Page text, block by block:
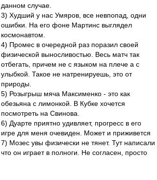
данном случае.
3) Худший у нас Умяров, все невпопад, одни
ошибки. На его фоне Мартинс выглядел
космонавтом.
4) Промес в очередной раз поразил своей
физической выносливостью. Весь матч так
отбегать, причем не с языком на плече а с
улыбкой. Такое не натренируешь, это от
природы.
5) Розыгрыш мяча Максименко - это как
обезьяна с лимонкой. В Кубке хочется
посмотреть на Свинова.
6) Дуарте приятно удивляет, прогресс в его
игре для меня очевиден. Может и приживется
7) Мозес увы физически не тянет. Тут написали
что он играет в полноги. Не согласен, просто